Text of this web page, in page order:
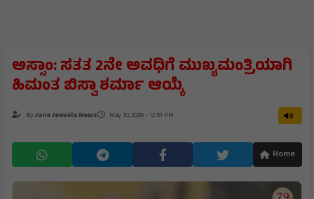
ಅಸ್ಸಾಂ: ಸತತ 2ನೇ ಅವಧಿಗೆ ಮುಖ್ಯಮಂತ್ರಿಯಾಗಿ
ಹಿಮಂತ ಬಿಸ್ವಾ ಶರ್ಮಾ ಆಯ್ಕೆ
ByJana Jeevala News May 10, 2026 - 12:51 PM
Home